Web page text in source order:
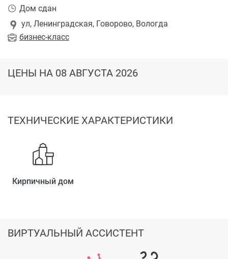
бизнес-класс
ул, Ленинградская, Говорово, Вологда
Дом сдан
ЦЕНЫ НА 08 АВГУСТА 2026
ТЕХНИЧЕСКИЕ ХАРАКТЕРИСТИКИ
Кирпичный дом
ВИРТУАЛЬНЫЙ АССИСТЕНТ